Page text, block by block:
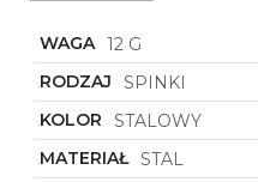
WAGA 12 G
RODZAJ
SPINKI
KOLOR
STALOWY
MATERIAŁ STAL